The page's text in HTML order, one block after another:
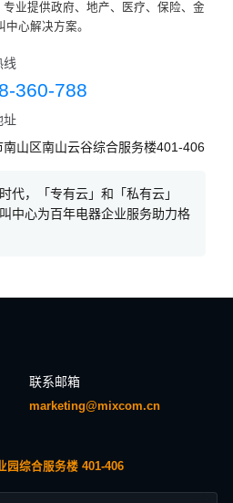
业提供政府、地产、医疗、保险、金
心解决方案。
线
360-788
址
南山区南山云谷综合服务楼401-406
代，「专有云」和「私有云」
中心为百年电器企业服务助力格
联系邮箱
marketing@mixcom.cn
园综合服务楼 401-406